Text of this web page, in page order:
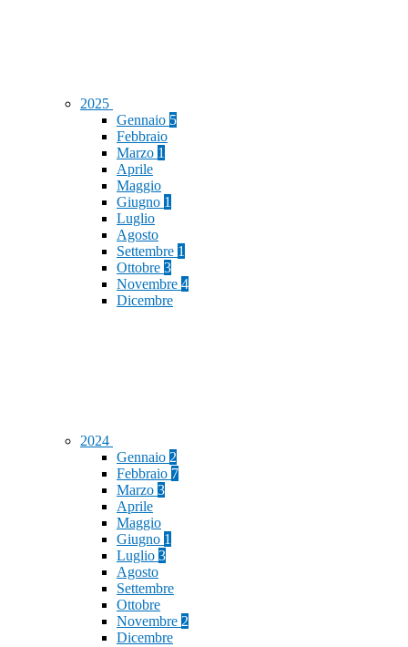
2025
Gennaio 5
Febbraio
Marzo 1
Aprile
Maggio
Giugno 1
Luglio
Agosto
Settembre 1
Ottobre 3
Novembre 4
Dicembre
2024
Gennaio 2
Febbraio 7
Marzo 3
Aprile
Maggio
Giugno 1
Luglio 3
Agosto
Settembre
Ottobre
Novembre 2
Dicembre